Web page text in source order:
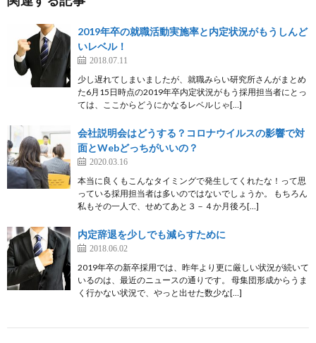
2019年卒の就職活動実施率と内定状況がもうしんど
いレベル！
2018.07.11
少し遅れてしまいましたが、就職みらい研究所さんがまとめ
た6月15日時点の2019年卒内定状況がもう採用担当者にとっ
ては、ここからどうにかなるレベルじゃ[…]
会社説明会はどうする？コロナウイルスの影響で対
面とWebどっちがいいの？
2020.03.16
本当に良くもこんなタイミングで発生してくれたな！って思
っている採用担当者は多いのではないでしょうか。 もちろん
私もその一人で、せめてあと３－４か月後ろ[…]
内定辞退を少しでも減らすために
2018.06.02
2019年卒の新卒採用では、昨年より更に厳しい状況が続いて
いるのは、最近のニュースの通りです。 母集団形成からうま
く行かない状況で、やっと出せた数少な[…]